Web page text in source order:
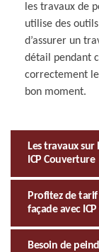
les travaux de
utilise des
d’assurer un
détail pendant
correctement
bon moment.
Les travaux
ICP Couverture
Profitez de
façade avec
Besoin de